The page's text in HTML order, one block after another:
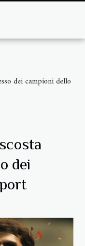
dei campioni dello
dei